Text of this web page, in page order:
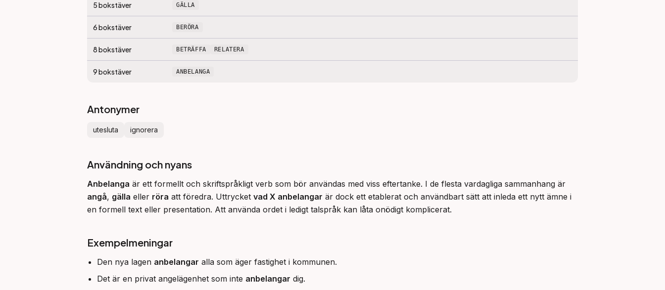
5bokstäver GÄLLA
6bokstäver BERÖRA
8bokstäver BETRÄFFA RELATERA
9bokstäver ANBELANGA
Antonymer
utesluta ignorera
Användning och nyans
Anbelanga
angå, gälla eller röra att föredra. Uttrycket vad X anbelangar är dock ett etablerat och användbart sätt att inleda ett nytt ämne i
en formell text eller presentation. Att använda ordet i ledigt talspråk kan låta onödigt komplicerat.
Exempelmeningar
Den nya lagen anbelangar alla som äger fastighet i kommunen.
Det är en privat angelägenhet som inte anbelangar dig.